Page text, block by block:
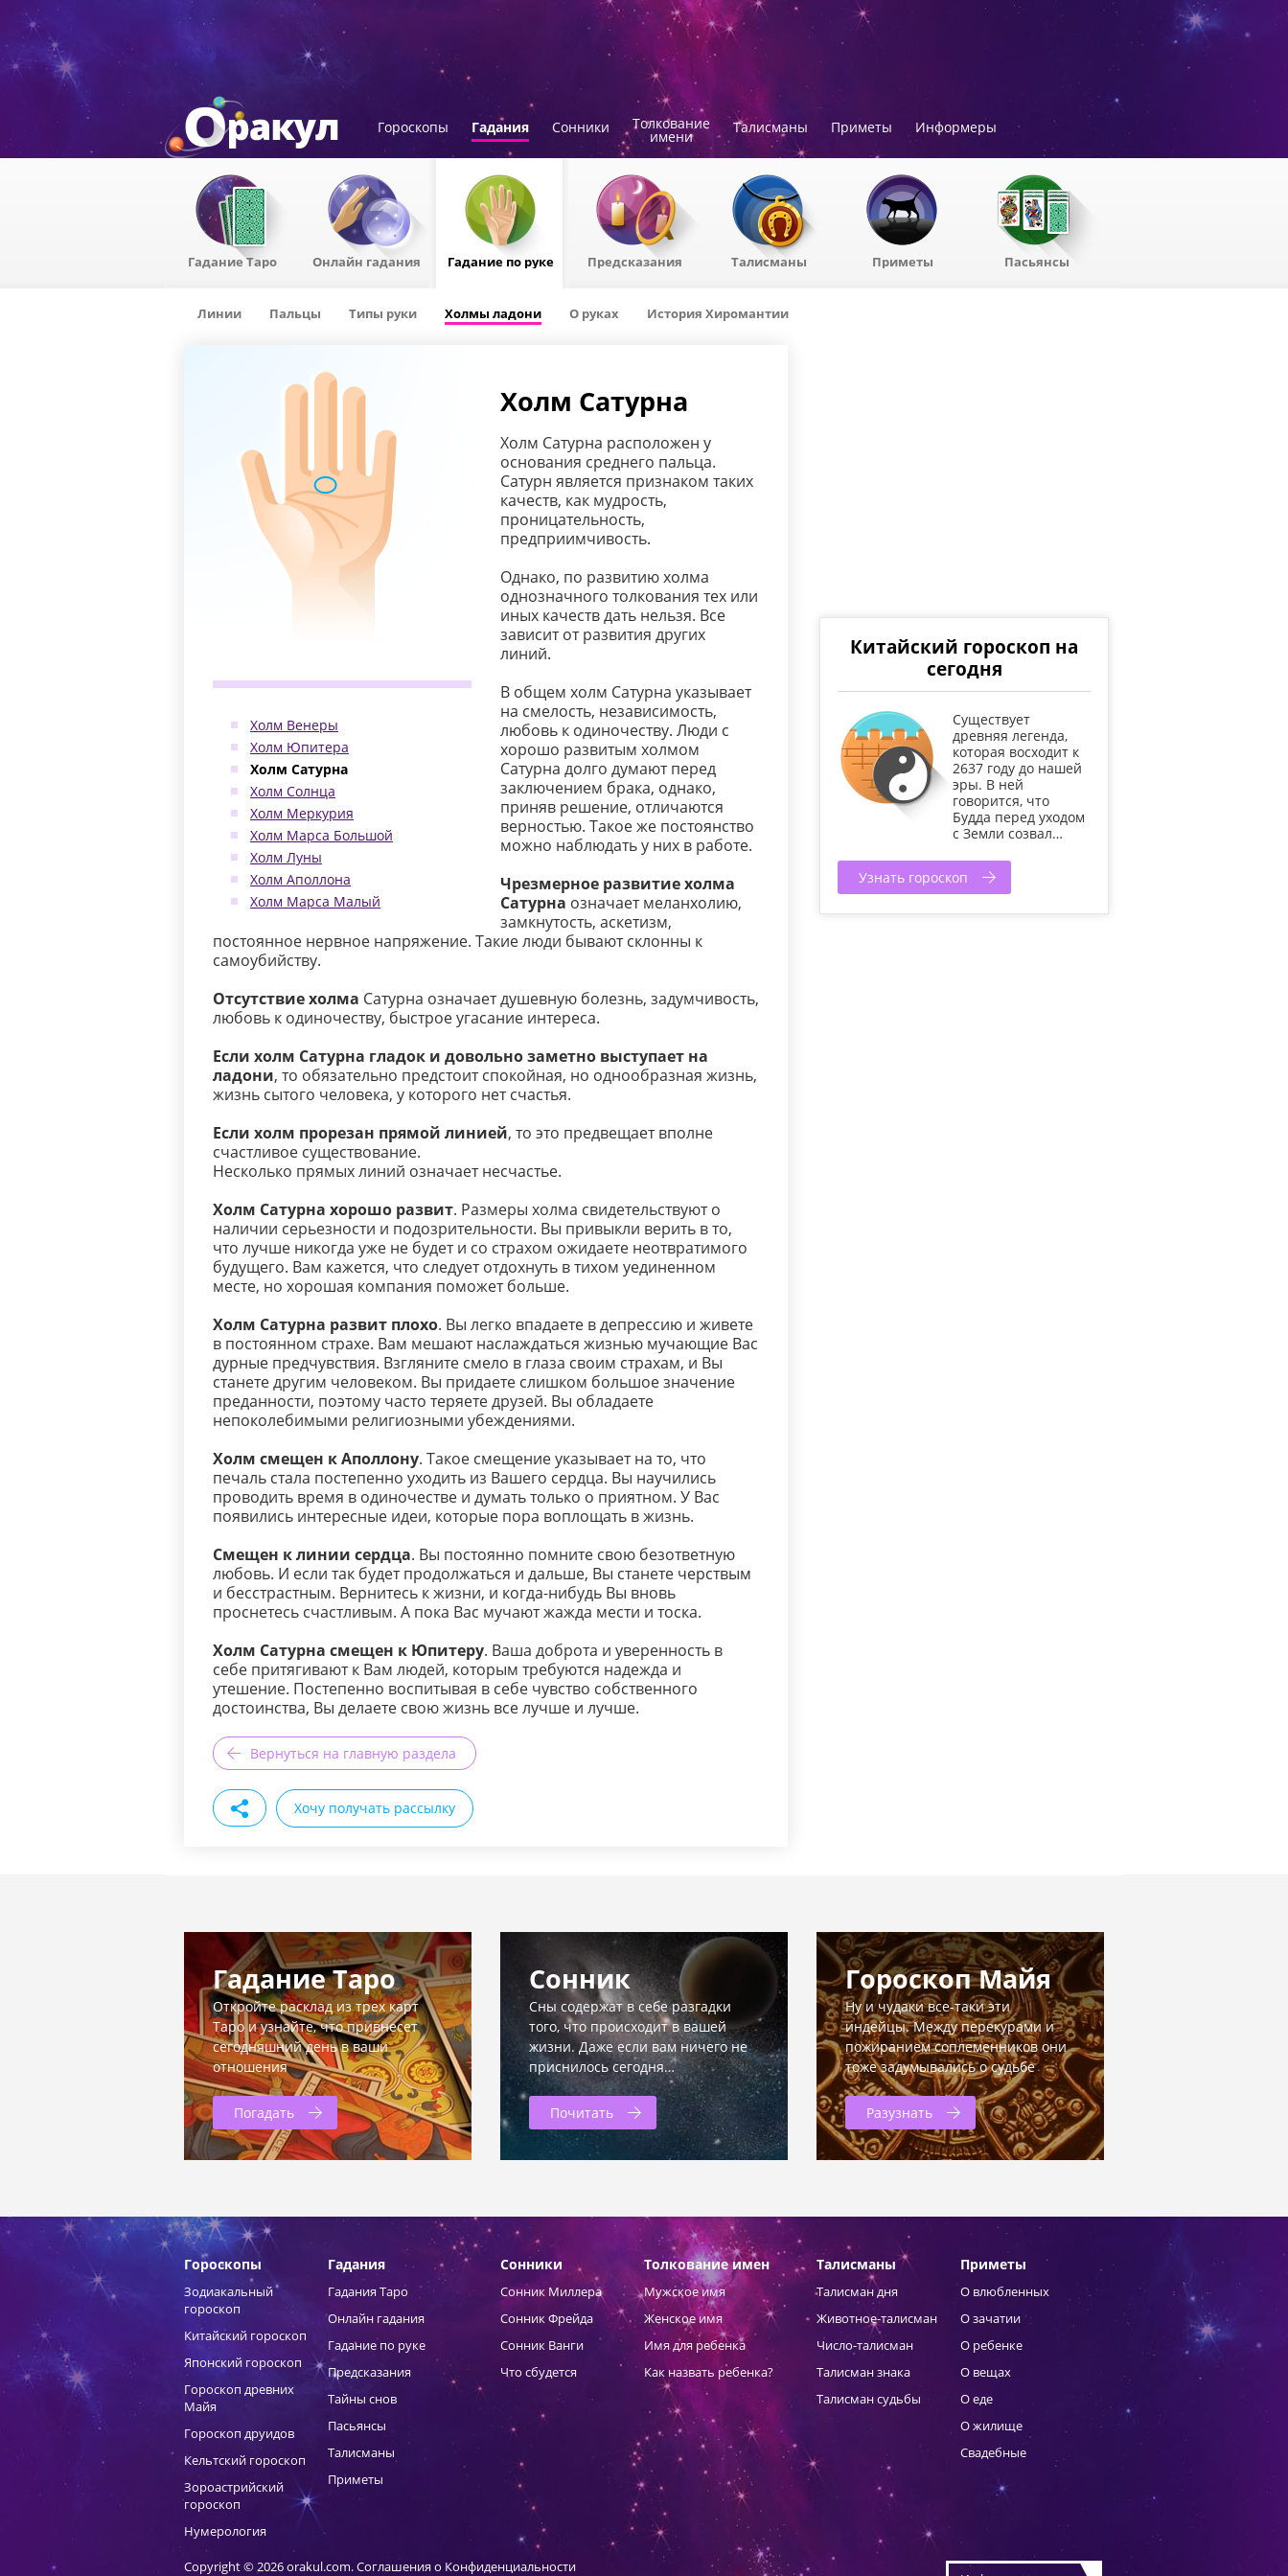
Гороскопы Гадания Сонники Толкование
имени
Талисманы Приметы Информеры
Гадание Таро Онлайн гадания Гадание по руке Предсказания Талисманы Приметы Пасьянсы
Линии Пальцы Типы руки Холмы ладони О руках История Хиромантии
Холм Венеры
Холм Юпитера
Холм Сатурна
Холм Солнца
Холм Меркурия
Холм Марса Большой
Холм Луны
Холм Аполлона
Холм Марса Малый
Холм Сатурна
Холм Сатурна расположен у
основания среднего пальца.
Сатурн является признаком таких
качеств, как мудрость,
проницательность,
предприимчивость.
Однако, по развитию холма
однозначного толкования тех или
иных качеств дать нельзя. Все
зависит от развития других
линий.
В общем холм Сатурна указывает
на смелость, независимость,
любовь к одиночеству. Люди с
хорошо развитым холмом
Сатурна долго думают перед
заключением брака, однако,
приняв решение, отличаются
верностью. Такое же постоянство
можно наблюдать у них в работе.
Чрезмерное развитие холма
Сатурна означает меланхолию,
замкнутость, аскетизм,
постоянное нервное напряжение. Такие люди бывают склонны к
самоубийству.
Отсутствие холма Сатурна означает душевную болезнь, задумчивость,
любовь к одиночеству, быстрое угасание интереса.
Если холм Сатурна гладок и довольно заметно выступает на
ладони, то обязательно предстоит спокойная, но однообразная жизнь,
жизнь сытого человека, у которого нет счастья.
Если холм прорезан прямой линией, то это предвещает вполне
счастливое существование.
Несколько прямых линий означает несчастье.
Холм Сатурна хорошо развит. Размеры холма свидетельствуют о
наличии серьезности и подозрительности. Вы привыкли верить в то,
что лучше никогда уже не будет и со страхом ожидаете неотвратимого
будущего. Вам кажется, что следует отдохнуть в тихом уединенном
месте, но хорошая компания поможет больше.
Холм Сатурна развит плохо. Вы легко впадаете в депрессию и живете
в постоянном страхе. Вам мешают наслаждаться жизнью мучающие Вас
дурные предчувствия. Взгляните смело в глаза своим страхам, и Вы
станете другим человеком. Вы придаете слишком большое значение
преданности, поэтому часто теряете друзей. Вы обладаете
непоколебимыми религиозными убеждениями.
Холм смещен к Аполлону. Такое смещение указывает на то, что
печаль стала постепенно уходить из Вашего сердца. Вы научились
проводить время в одиночестве и думать только о приятном. У Вас
появились интересные идеи, которые пора воплощать в жизнь.
Смещен к линии сердца. Вы постоянно помните свою безответную
любовь. И если так будет продолжаться и дальше, Вы станете черствым
и бесстрастным. Вернитесь к жизни, и когда-нибудь Вы вновь
проснетесь счастливым. А пока Вас мучают жажда мести и тоска.
Холм Сатурна смещен к Юпитеру. Ваша доброта и уверенность в
себе притягивают к Вам людей, которым требуются надежда и
утешение. Постепенно воспитывая в себе чувство собственного
достоинства, Вы делаете свою жизнь все лучше и лучше.
Вернуться на главную раздела
Хочу получать рассылку
Китайский гороскоп на
сегодня
Существует
древняя легенда,
которая восходит к
2637 году до нашей
эры. В ней
говорится, что
Будда перед уходом
с Земли созвал…
Узнать гороскоп
Гадание Таро
Откройте расклад из трех карт
Таро и узнайте, что привнесет
сегодняшний день в ваши
отношения
Погадать
Сонник
Сны содержат в себе разгадки
того, что происходит в вашей
жизни. Даже если вам ничего не
приснилось сегодня…
Почитать
Гороскоп Майя
Ну и чудаки все-таки эти
индейцы. Между перекурами и
пожиранием соплеменников они
тоже задумывались о судьбе
Разузнать
Гороскопы
Зодиакальный
гороскоп
Китайский гороскоп
Японский гороскоп
Гороскоп древних
Майя
Гороскоп друидов
Кельтский гороскоп
Зороастрийский
гороскоп
Нумерология
Гадания
Гадания Таро
Онлайн гадания
Гадание по руке
Предсказания
Тайны снов
Пасьянсы
Талисманы
Приметы
Сонники
Сонник Миллера
Сонник Фрейда
Сонник Ванги
Что сбудется
Толкование имен
Мужское имя
Женское имя
Имя для ребенка
Как назвать ребенка?
Талисманы
Талисман дня
Животное-талисман
Число-талисман
Талисман знака
Талисман судьбы
Приметы
О влюбленных
О зачатии
О ребенке
О вещах
О еде
О жилище
Свадебные
Copyright © 2026 orakul.com.Соглашения о Конфиденциальности